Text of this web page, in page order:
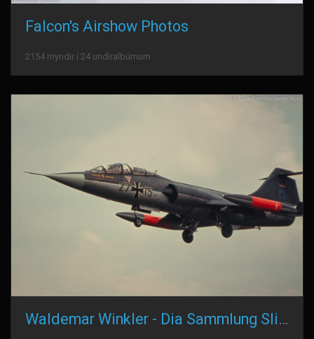
Falcon's Airshow Photos
2154 myndir í 24 undiralbúmum
Waldemar Winkler - Dia Sammlung Slide Collection